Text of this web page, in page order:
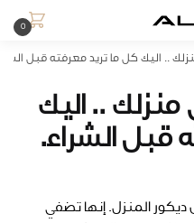
0
.. اليك كل ما تريد معرفته قبل
.. اليك
قبل الشراء.
المنزل. إنها تضفي